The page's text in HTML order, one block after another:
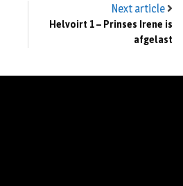
Next article
Helvoirt 1 – Prinses Irene is
afgelast